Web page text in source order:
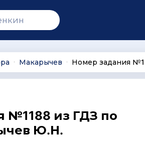
∙ Макарычев ∙ Номер задания
№1188 из ГДЗ по
Ю.Н.